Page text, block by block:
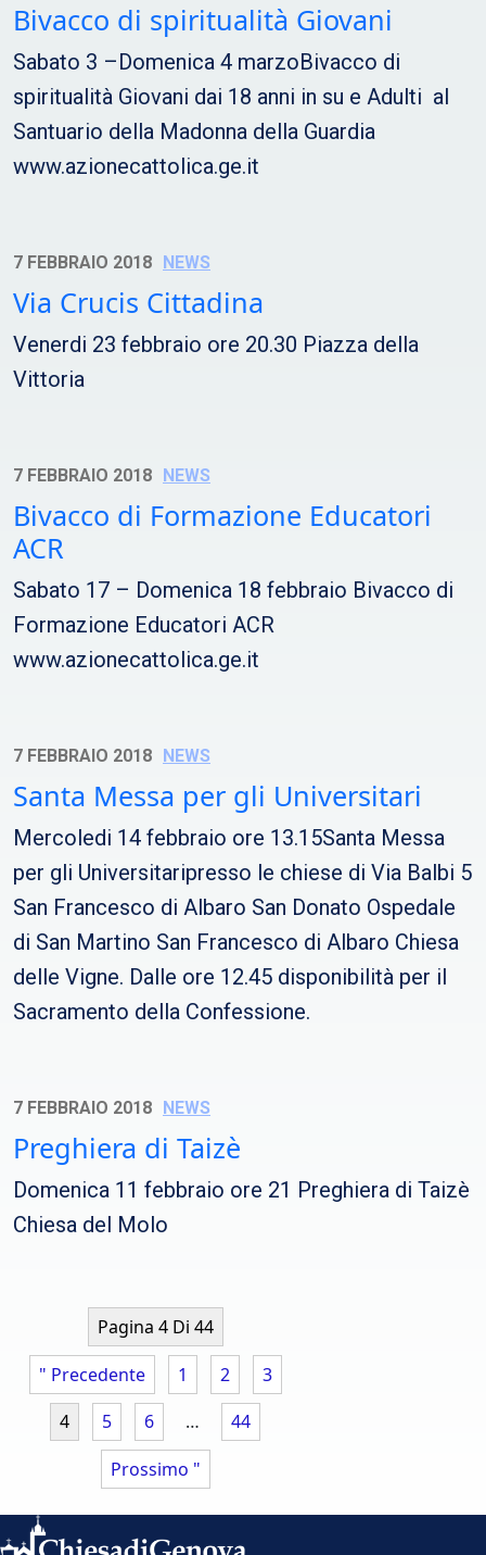
Bivacco di spiritualità Giovani
Sabato 3 –Domenica 4 marzoBivacco di
spiritualità Giovani dai 18 anni in su e Adulti al
Santuario della Madonna della Guardia
www.azionecattolica.ge.it
7 FEBBRAIO 2018 NEWS
Via Crucis Cittadina
Venerdi 23 febbraio ore 20.30 Piazza della
Vittoria
7 FEBBRAIO 2018 NEWS
Bivacco di Formazione Educatori
ACR
Sabato 17 – Domenica 18 febbraio Bivacco di
Formazione Educatori ACR
www.azionecattolica.ge.it
7 FEBBRAIO 2018 NEWS
Santa Messa per gli Universitari
Mercoledi 14 febbraio ore 13.15Santa Messa
per gli Universitaripresso le chiese di Via Balbi 5
San Francesco di Albaro San Donato Ospedale
di San Martino San Francesco di Albaro Chiesa
delle Vigne. Dalle ore 12.45 disponibilità per il
Sacramento della Confessione.
7 FEBBRAIO 2018 NEWS
Preghiera di Taizè
Domenica 11 febbraio ore 21 Preghiera di Taizè
Chiesa del Molo
Pagina 4 Di 44
" Precedente
1 2
3
4
5 6 …
44
Prossimo "